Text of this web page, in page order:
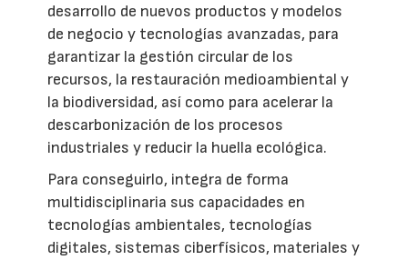
desarrollo de nuevos productos y modelos
de negocio y tecnologías avanzadas, para
garantizar la gestión circular de los
recursos, la restauración medioambiental y
la biodiversidad, así como para acelerar la
descarbonización de los procesos
industriales y reducir la huella ecológica.
Para conseguirlo, integra de forma
multidisciplinaria sus capacidades en
tecnologías ambientales, tecnologías
digitales, sistemas ciberfísicos, materiales y